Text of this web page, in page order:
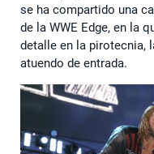
se ha compartido una
de la WWE Edge, en la
detalle en la pirotecnia,
atuendo de entrada.